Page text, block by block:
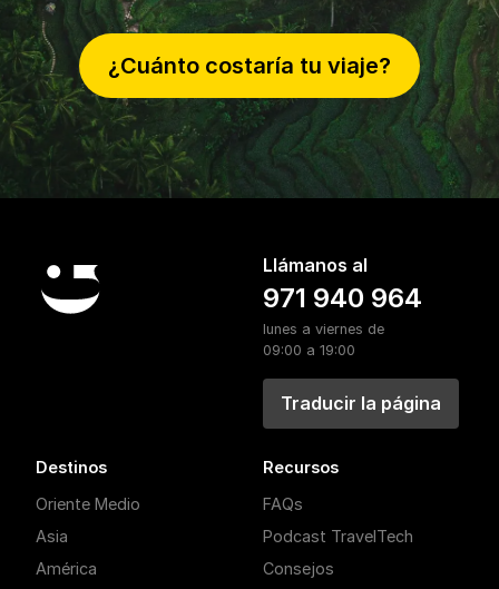
¿Cuánto costaría tu viaje?
Llámanos al
971 940 964
lunes a viernes de
09:00 a 19:00
Traducir la página
Destinos
Oriente Medio
Asia
América
Recursos
FAQs
Podcast TravelTech
Consejos